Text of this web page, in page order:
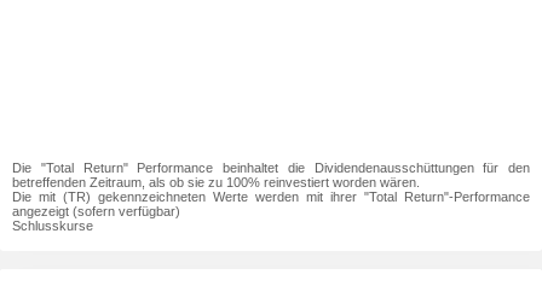
Die "Total Return" Performance beinhaltet die Dividendenausschüttungen für den
betreffenden Zeitraum, als ob sie zu 100% reinvestiert worden wären.
Die mit (TR) gekennzeichneten Werte werden mit ihrer "Total Return"-Performance
angezeigt (sofern verfügbar)
Schlusskurse